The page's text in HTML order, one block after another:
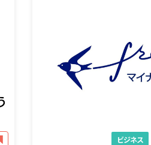
ビジネス